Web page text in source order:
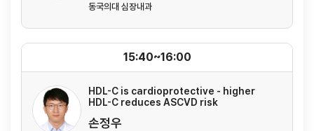
동국의대 심장내과
HDL-C is cardioprotective - higher
HDL-C reduces ASCVD risk
손정우
15:40~16:00